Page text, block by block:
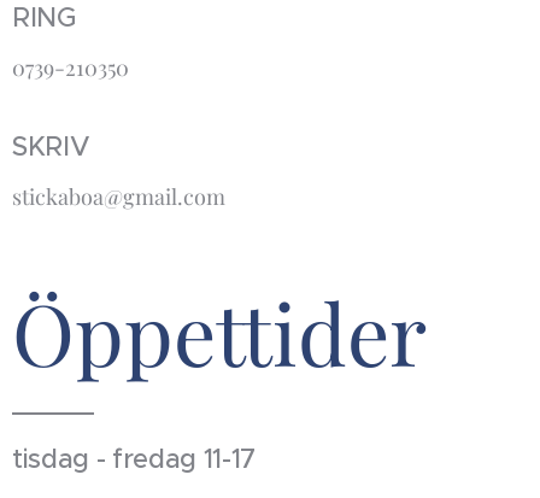
RING
0739-210350
SKRIV
stickaboa@gmail.com
Öppettider
tisdag - fredag 11-17